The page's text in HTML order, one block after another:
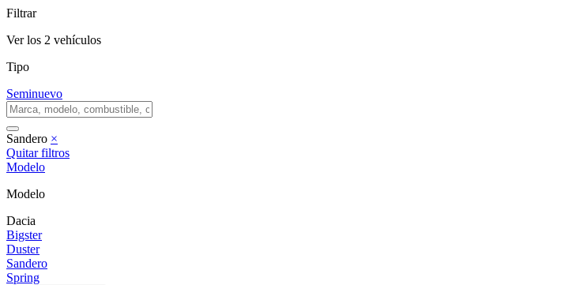
Filtrar
Ver los 2 vehículos
Tipo
Seminuevo
Sandero ×
Quitar filtros
Modelo
Modelo
Dacia
Bigster
Duster
Sandero
Spring